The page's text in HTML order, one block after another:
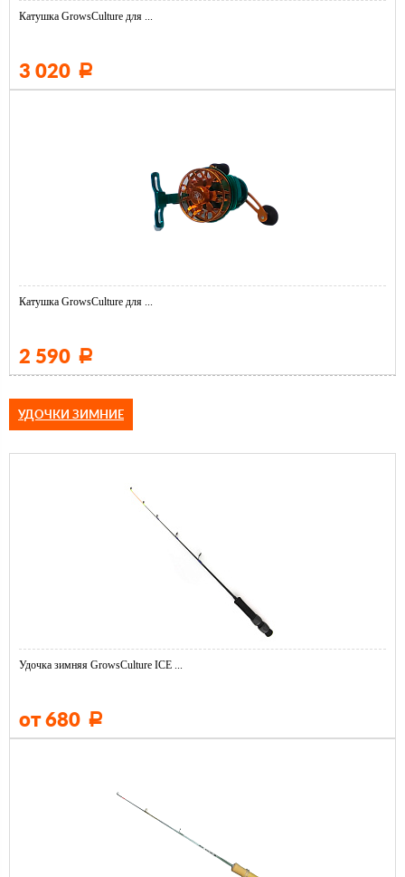
Катушка GrowsCulture для ...
3 020 Р
Катушка GrowsCulture для ...
2 590 Р
УДОЧКИ ЗИМНИЕ
Удочка зимняя GrowsCulture ICE ...
от 680 Р